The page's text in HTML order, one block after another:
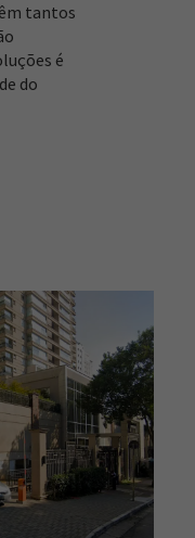
tantos
é
do